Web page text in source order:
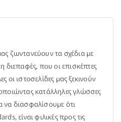
ζωντανεύουν τα σχέδια με
διεπαφές, που οι επισκέπτες
οι ιστοσελίδες μας ξεκινούν
κατάλληλες γλώσσες
διασφαλίσουμε ότι
είναι φιλικές προς τις